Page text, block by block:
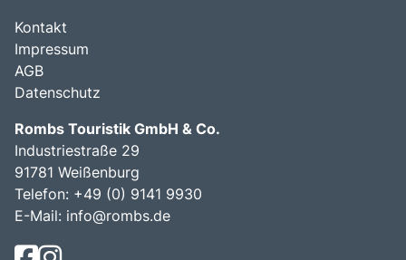
Kontakt
Impressum
AGB
Datenschutz
Rombs Touristik GmbH & Co.
Industriestraße 29
91781 Weißenburg
Telefon: +49 (0) 9141 9930
E-Mail: info@rombs.de